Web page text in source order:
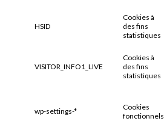
HSID
Cookies à
des fins
statistiques
VISITOR_INFO1_LIVE
Cookies à
des fins
statistiques
wp-settings-*
Cookies
fonctionnels